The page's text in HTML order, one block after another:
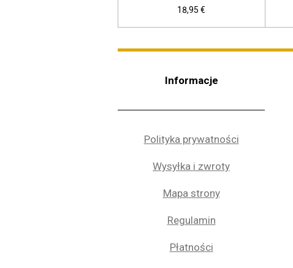
18,95 €
Informacje
Polityka prywatności
Wysyłka i zwroty
Mapa strony
Regulamin
Płatności